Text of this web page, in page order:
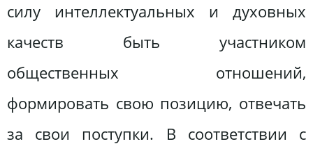
силу интеллектуальных и духовных
качеств быть участником
общественных отношений,
формировать свою позицию, отвечать
за свои поступки. В соответствии с